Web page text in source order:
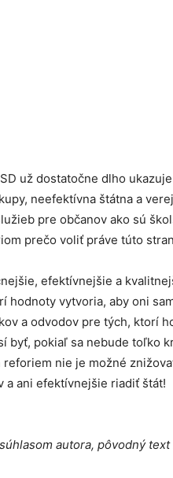
už dostatočne dlho
neefektívna štátna a
pre občanov ako sú
prečo voliť práve túto
efektívnejšie a
hodnoty vytvoria, aby oni
a odvodov pre tých, ktorí
byť, pokiaľ sa nebude toľko
nie je možné
a ani efektívnejšie riadiť štát!
autora, pôvodný